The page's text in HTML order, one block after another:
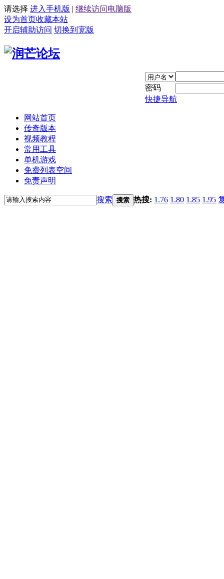
请选择 进入手机版 | 继续访问电脑版
设为首页收藏本站
开启辅助访问 切换到宽版
密码
快捷导航
网站首页
传奇版本
视频教程
常用工具
单机游戏
免费列表空间
免责声明
搜索 搜索 热搜: 1.76 1.80 1.85 1.95